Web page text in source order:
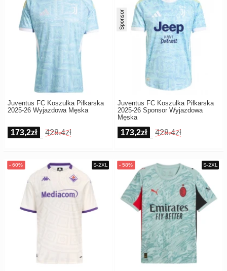
Juventus FC Koszulka Piłkarska
2025-26 Wyjazdowa Męska
173,2zł 428,4zł
Juventus FC Koszulka Piłkarska
2025-26 Sponsor Wyjazdowa
Męska
Sponsor
173,2zł 428,4zł